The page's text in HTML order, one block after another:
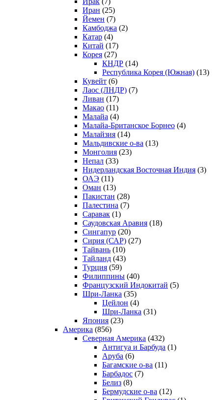
Иран (25)
Йемен (7)
Камбоджа (2)
Катар (4)
Китай (17)
Корея (27)
КНДР (14)
Республика Корея (Южная) (13)
Кувейт (6)
Лаос (ЛНДР) (7)
Ливан (17)
Макао (11)
Малайа (4)
Малайа-Британское Борнео (4)
Малайзия (14)
Мальдивские о-ва (13)
Монголия (23)
Непал (33)
Нидерландская Восточная Индия (3)
ОАЭ (11)
Оман (13)
Пакистан (28)
Палестина (7)
Саравак (1)
Саудовская Аравия (18)
Сингапур (20)
Сирия (САР) (27)
Тайвань (10)
Тайланд (43)
Турция (59)
Филиппины (40)
Французский Индокитай (5)
Шри-Ланка (35)
Цейлон (4)
Шри-Ланка (31)
Япония (23)
Америка (856)
Северная Америка (432)
Антигуа и Барбуда (1)
Аруба (6)
Багамские о-ва (11)
Барбадос (7)
Белиз (8)
Бермудские о-ва (12)